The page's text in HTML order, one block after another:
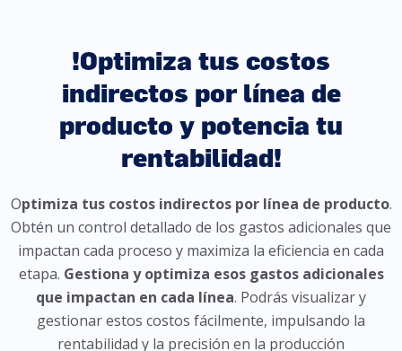
!Optimiza tus costos
indirectos por línea de
producto y potencia tu
rentabilidad!
Optimiza tus costos indirectos por línea de producto.
Obtén un control detallado de los gastos adicionales que
impactan cada proceso y maximiza la eficiencia en cada
etapa. Gestiona y optimiza esos gastos adicionales
que impactan en cada línea. Podrás visualizar y
gestionar estos costos fácilmente, impulsando la
rentabilidad y la precisión en la producción